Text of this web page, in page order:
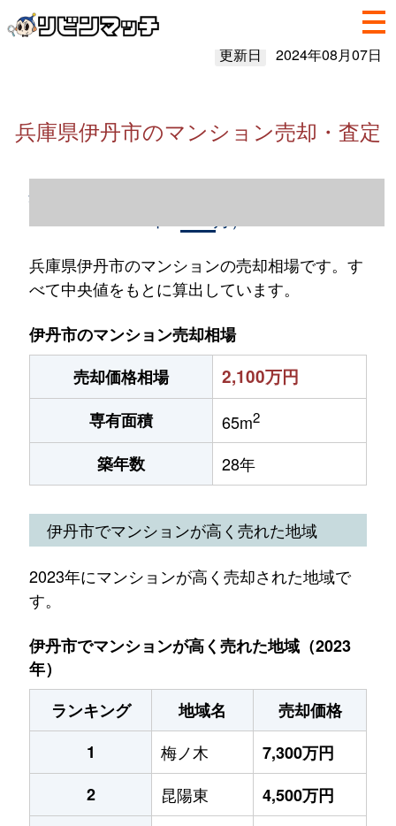
更新日 2024年08月07日
兵庫県伊丹市のマンション売却・査定
兵庫県伊丹市のマンション売却情報（2023
兵庫県伊丹市のマンションの売却相場です。す
べて中央値をもとに算出しています。
伊丹市のマンション売却相場
売却価格相場
2,100万円
専有面積 65m2
築年数 28年
伊丹市でマンションが高く売れた地域
2023年にマンションが高く売却された地域で
す。
伊丹市でマンションが高く売れた地域（2023
年）
ランキング
地域名
売却価格
1
梅ノ木
7,300万円
2
昆陽東
4,500万円